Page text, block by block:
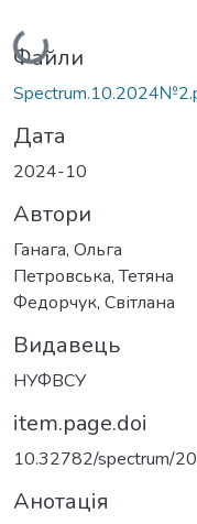
Вантажиться...
Файли
Дата
2024-10
Автори
Ганага, Ольга
Петровська, Тетяна
Федорчук, Світлана
Видавець
НУФВСУ
item.page.doi
10.32782/spectrum/
Анотація